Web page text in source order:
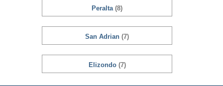
Peralta (8)
San Adrian (7)
Elizondo (7)